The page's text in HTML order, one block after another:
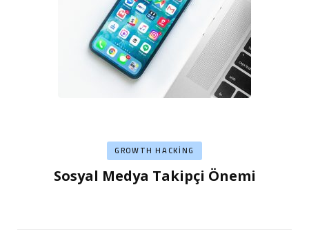
GROWTH HACKING
Sosyal Medya Takipçi Önemi